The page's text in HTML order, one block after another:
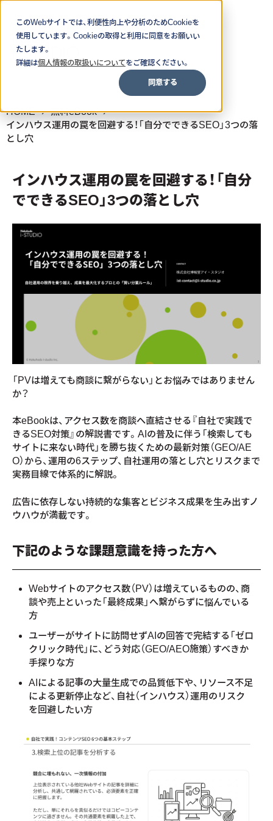
このWebサイトでは、利便性向上や分析のためCookieを
使用しています。Cookieの取得と利用に同意をお願いい
たします。
詳細は個人情報の取扱いについてをご確認ください。
同意する
HOME
無料eBook
インハウス運用の罠を回避する！「自分でできるSEO」3つの落
とし穴
インハウス運用の罠を回避する！「自分
でできるSEO」3つの落とし穴
「PVは増えても商談に繋がらない」とお悩みではありません
か？
本eBookは、アクセス数を商談へ直結させる『自社で実践で
きるSEO対策』の解説書です。AIの普及に伴う「検索しても
サイトに来ない時代」を勝ち抜くための最新対策（GEO/AE
O）から、運用の6ステップ、自社運用の落とし穴とリスクまで
実務目線で体系的に解説。
広告に依存しない持続的な集客とビジネス成果を生み出すノ
ウハウが満載です。
下記のような課題意識を持った方へ
Webサイトのアクセス数（PV）は増えているものの、商
談や売上といった「最終成果」へ繋がらずに悩んでいる
方
ユーザーがサイトに訪問せずAIの回答で完結する「ゼロ
クリック時代」に、どう対応（GEO/AEO施策）すべきか
手探りな方
AIによる記事の大量生成での品質低下や、リソース不足
による更新停止など、自社（インハウス）運用のリスク
を回避したい方